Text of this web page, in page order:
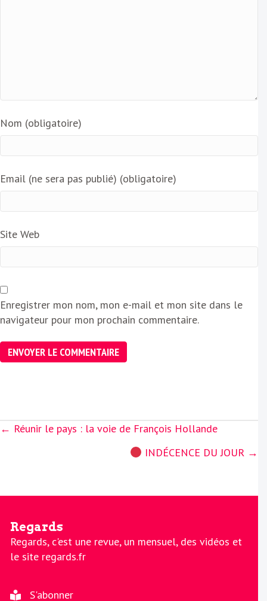
Nom (obligatoire)
Email (ne sera pas publié) (obligatoire)
Site Web
Enregistrer mon nom, mon e-mail et mon site dans le
navigateur pour mon prochain commentaire.
Posts
← Réunir le pays : la voie de François Hollande
INDÉCENCE DU JOUR →
Regards
Regards, c'est une revue, un mensuel, des vidéos et
le site regards.fr
S'abonner